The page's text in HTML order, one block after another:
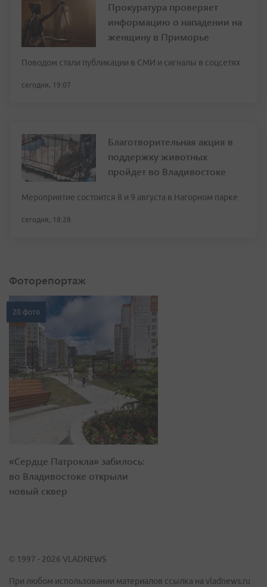
Прокуратура проверяет
информацию о нападении на
женщину в Приморье
Поводом стали публикации в СМИ и сигналы в соцсетях
сегодня, 19:07
Благотворительная акция в
поддержку животных
пройдет во Владивостоке
Мероприятие состоится 8 и 9 августа в Нагорном парке
сегодня, 18:28
Фоторепортаж
20 фото
«Сердце Патрокла» забилось:
во Владивостоке открыли
новый сквер
© 1997 - 2026 VLADNEWS
При любом использовании материалов ссылка на vladnews.ru